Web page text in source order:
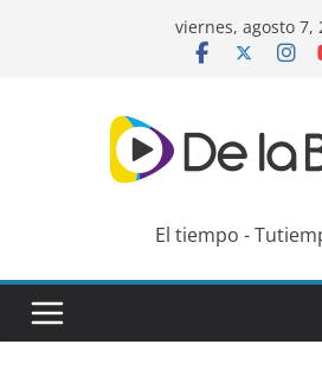
viernes, agosto 7,
El tiempo -